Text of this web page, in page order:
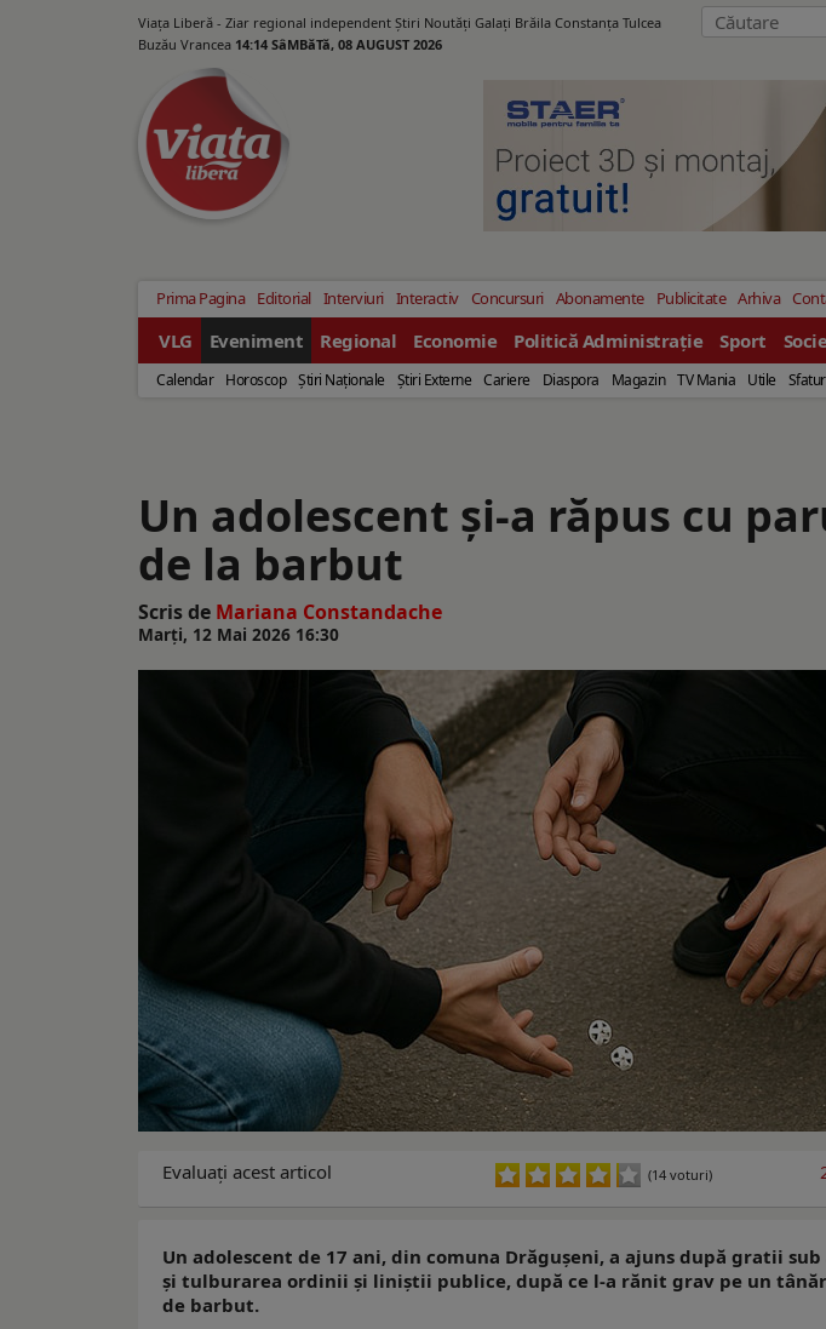
Viața Liberă - Ziar regional independent Știri Noutăți Galaţi Brăila Constanţa Tulcea
Buzău Vrancea 14:14 SâMBăTă, 08 AUGUST 2026
Prima Pagina Editorial Interviuri Interactiv Concursuri Abonamente Publicitate Arhiva
VLG Eveniment Regional Economie Politică Administrație Sport
Calendar Horoscop Ştiri Naţionale Ştiri Externe Cariere Diaspora Magazin TV Mania Utile
Un adolescent și-a răpus cu
de la barbut
Scris de Mariana Constandache
Marți, 12 Mai 2026 16:30
Evaluaţi acest articol (14 voturi)
Un adolescent de 17 ani, din comuna Drăgușeni, a ajuns după gratii
și tulburarea ordinii și liniștii publice, după ce l-a rănit grav pe un
de barbut.